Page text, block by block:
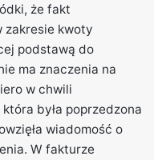
że fakt
zakresie kwoty
podstawą do
ma znaczenia na
w chwili
była poprzedzona
wiadomość o
W fakturze